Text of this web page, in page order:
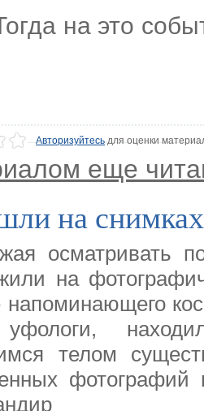
на это
Авторизуйтесьдля оценки
еще
на
осматривать
на
телом